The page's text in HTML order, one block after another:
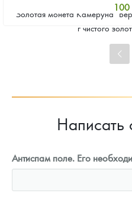
Золотая монета Камеруна
г чистого
Антиспам поле. Его